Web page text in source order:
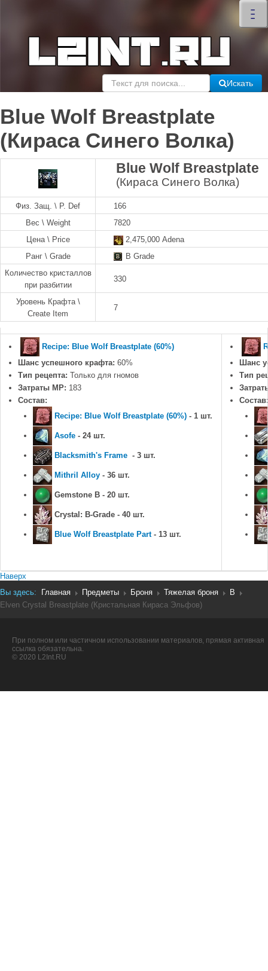
–
–
–
×
Искать
Blue Wolf Breastplate
(Кираса Синего Волка)
Blue Wolf Breastplate
(Кираса Синего Волка)
Физ. Защ. \ P. Def
166
Вес \ Weight
7820
Цена \ Price
2,475,000 Adena
Ранг \ Grade
B Grade
Количество кристаллов
при разбитии
330
Уровень Крафта \
Create Item
7
Recipe: Blue Wolf Breastplate (60%)
Шанс успешного крафта: 60%
Тип рецепта: Только для гномов
Затраты MP: 183
Состав:
Recipe: Blue Wolf Breastplate (60%) - 1 шт.
Asofe - 24 шт.
Blacksmith's Frame - 3 шт.
Mithril Alloy - 36 шт.
Gemstone B - 20 шт.
Crystal: B-Grade - 40 шт.
Blue Wolf Breastplate Part- 13 шт.
Шанс
Тип
Состав:
Наверх
Вы здесь:
Главная Предметы Броня Тяжелая броня
B
Elven Crystal Breastplate (Кристальная Кираса Эльфов)
При полном или частичном использовании материалов, прямая активная
ссылка обязательна.
© 2020 L2Int.RU